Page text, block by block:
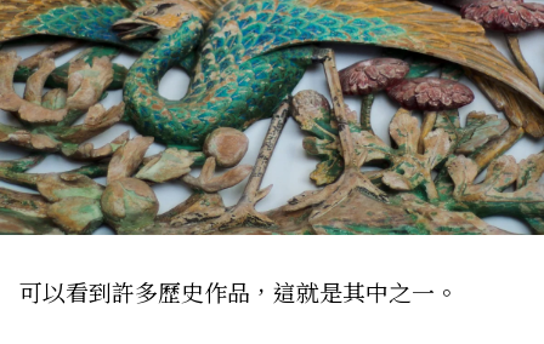
可以看到許多歷史作品，這就是其中之一。